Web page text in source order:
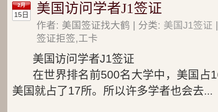
2月
15日 美国访问学者J1签证
作者: 美国签证找大鹤 | 分类: 美国J1签证
签证拒签,工卡
美国访问学者J1签证
在世界排名前500名大学中，美国占
美国就占了17所。所以许多学者也会去...